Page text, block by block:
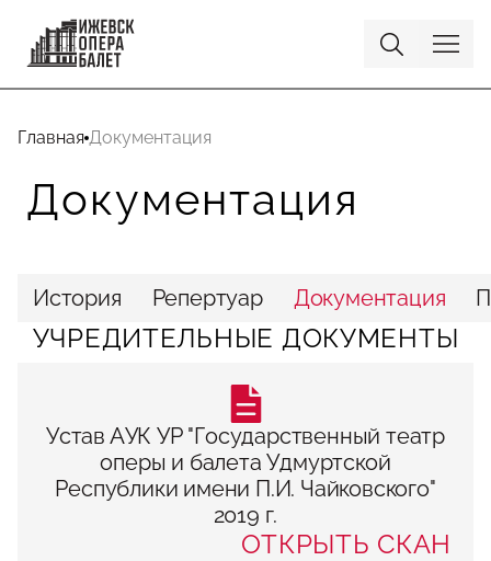
Главная Документация
Документация
История Репертуар Документация
УЧРЕДИТЕЛЬНЫЕ ДОКУМЕНТЫ
Устав АУК УР "Государственный театр
оперы и балета Удмуртской
Республики имени П.И. Чайковского"
2019 г.
ОТКРЫТЬ СКАН